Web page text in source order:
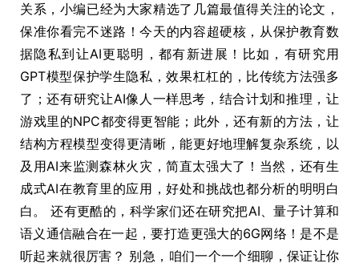
关系，小编已经为大家精选了几篇最值得关注的论文，
保准你看完不迷路！今天的内容超硬核，从保护教育数
据隐私到让AI更聪明，都有新进展！比如，有研究用
GPT模型保护学生隐私，效果杠杠的，比传统方法强多
了；还有研究让AI像人一样思考，结合计划和推理，让
游戏里的NPC都变得更智能；此外，还有新的方法，让
结构方程模型变得更清晰，能更好地理解复杂系统，以
及用AI来监测森林火灾，简直太强大了！当然，还有生
成式AI在教育里的应用，好处和挑战也都分析的明明白
白。 还有更酷的，科学家们还在研究把AI、量子计算和
语义通信融合在一起，要打造更强大的6G网络！是不是
听起来就很厉害？ 别急，咱们一个一个细聊，保证让你